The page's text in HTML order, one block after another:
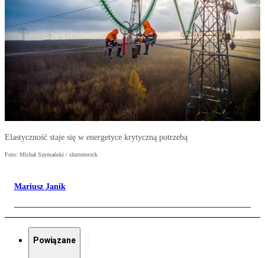
Elastyczność staje się w energetyce krytyczną potrzebą
Foto: Michał Szymański / shutterstock
Mariusz Janik
Powiązane